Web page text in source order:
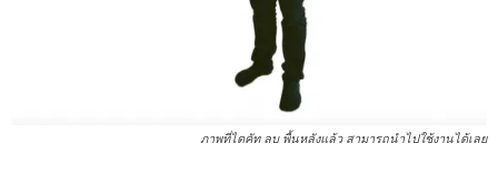
ภาพที่ไดคัท ลบ พื้นหลังแล้ว สามารถนำไปใช้งานได้เลย